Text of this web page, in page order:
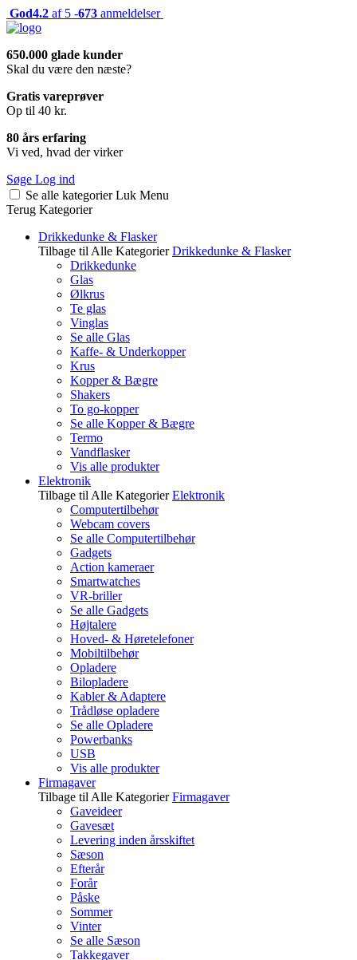
God4.2 af 5 -673 anmeldelser
650.000 glade kunder
Skal du være den næste?
Gratis vareprøver
Op til 40 kr.
80 års erfaring
Vi ved, hvad der virker
Søge Log ind
Se alle kategorier Luk Menu
Terug Kategorier
Drikkedunke & Flasker
Tilbage til Alle Kategorier Drikkedunke & Flasker
Drikkedunke
Glas
Ølkrus
Te glas
Vinglas
Se alle Glas
Kaffe- & Underkopper
Krus
Kopper & Bægre
Shakers
To go-kopper
Se alle Kopper & Bægre
Termo
Vandflasker
Vis alle produkter
Elektronik
Tilbage til Alle Kategorier Elektronik
Computertilbehør
Webcam covers
Se alle Computertilbehør
Gadgets
Action kameraer
Smartwatches
VR-briller
Se alle Gadgets
Højtalere
Hoved- & Høretelefoner
Mobiltilbehør
Opladere
Bilopladere
Kabler & Adaptere
Trådløse opladere
Se alle Opladere
Powerbanks
USB
Vis alle produkter
Firmagaver
Tilbage til Alle Kategorier Firmagaver
Gaveideer
Gavesæt
Levering inden årsskiftet
Sæson
Efterår
Forår
Påske
Sommer
Vinter
Se alle Sæson
Takkegaver